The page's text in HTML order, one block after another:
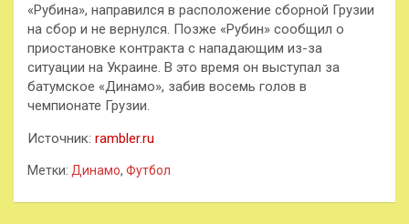
«Рубина», направился в расположение сборной Грузии
на сбор и не вернулся. Позже «Рубин» сообщил о
приостановке контракта с нападающим из-за
ситуации на Украине. В это время он выступал за
батумское «Динамо», забив восемь голов в
чемпионате Грузии.
Источник: rambler.ru
Метки: Динамо, Футбол